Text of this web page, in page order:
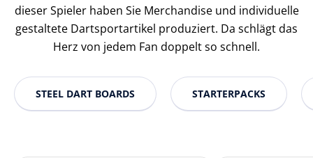
dieser Spieler haben Sie Merchandise und individuelle
gestaltete Dartsportartikel produziert. Da schlägt das
Herz von jedem Fan doppelt so schnell.
STEEL DART BOARDS STARTERPACKS